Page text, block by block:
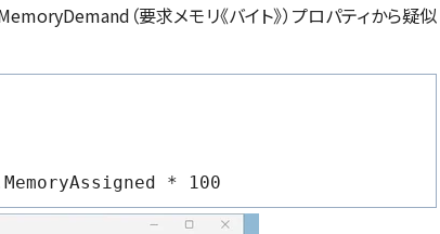
emoryDemand（要求メモリ《バイト》）プロパティから疑似
* 100